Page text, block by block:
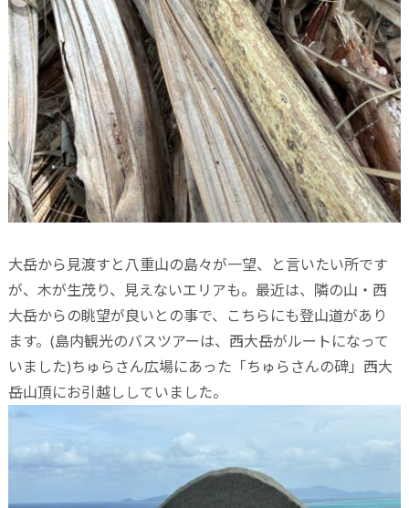
大岳から見渡すと八重山の島々が一望、と言いたい所です
が、木が生茂り、見えないエリアも。最近は、隣の山・西
大岳からの眺望が良いとの事で、こちらにも登山道があり
ます。(島内観光のバスツアーは、西大岳がルートになって
いました)ちゅらさん広場にあった「ちゅらさんの碑」西大
岳山頂にお引越ししていました。